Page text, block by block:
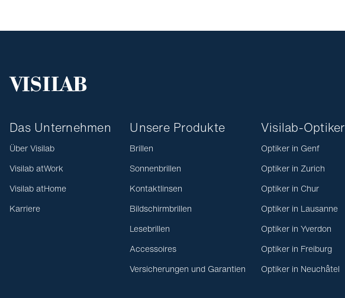
Das Unternehmen
Über Visilab
Visilab atWork
Visilab atHome
Karriere
Unsere Produkte
Brillen
Sonnenbrillen
Kontaktlinsen
Bildschirmbrillen
Lesebrillen
Accessoires
Versicherungen und Garantien
Visilab-Optiker
Optiker in Genf
Optiker in Zurich
Optiker in Chur
Optiker in Lausanne
Optiker in Yverdon
Optiker in Freiburg
Optiker in Neuchâtel